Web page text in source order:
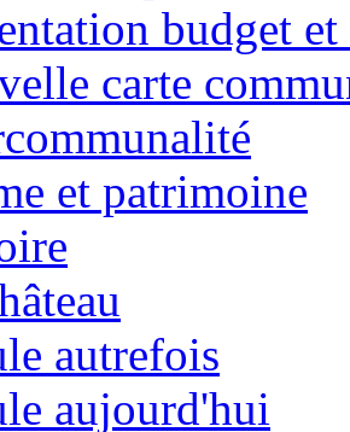
budget
carte
et patrimoine
autrefois
aujourd'hui